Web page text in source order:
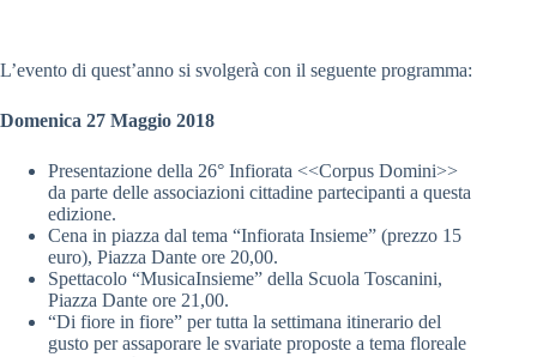
L’evento di quest’anno si svolgerà con il seguente programma:
Domenica 27 Maggio 2018
Presentazione della 26° Infiorata <<Corpus Domini>>
da parte delle associazioni cittadine partecipanti a questa
edizione.
Cena in piazza dal tema “Infiorata Insieme” (prezzo 15
euro), Piazza Dante ore 20,00.
Spettacolo “MusicaInsieme” della Scuola Toscanini,
Piazza Dante ore 21,00.
“Di fiore in fiore” per tutta la settimana itinerario del
gusto per assaporare le svariate proposte a tema floreale